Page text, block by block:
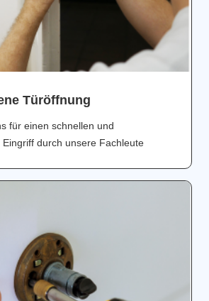
Türöffnung
für einen schnellen und
durch unsere Fachleute